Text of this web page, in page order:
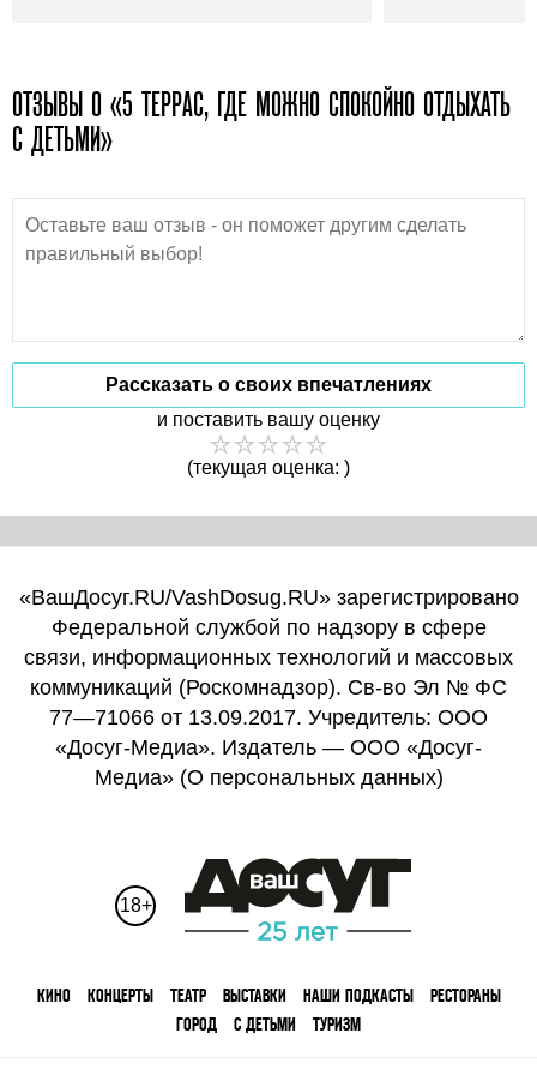
ОТЗЫВЫ О «5 ТЕРРАС, ГДЕ МОЖНО СПОКОЙНО ОТДЫХАТЬ
С ДЕТЬМИ»
Рассказать о своих впечатлениях
и поставить вашу оценку
(текущая оценка: )
«ВашДосуг.RU/VashDosug.RU» зарегистрировано
Федеральной службой по надзору в сфере
связи, информационных технологий и массовых
коммуникаций (Роскомнадзор). Св-во Эл № ФС
77—71066 от 13.09.2017. Учредитель: ООО
«Досуг-Медиа». Издатель — ООО «Досуг-
Медиа» (О персональных данных)
18+
КИНО КОНЦЕРТЫ ТЕАТР ВЫСТАВКИ НАШИ ПОДКАСТЫ
РЕСТОРАНЫ
ГОРОД
С ДЕТЬМИ ТУРИЗМ